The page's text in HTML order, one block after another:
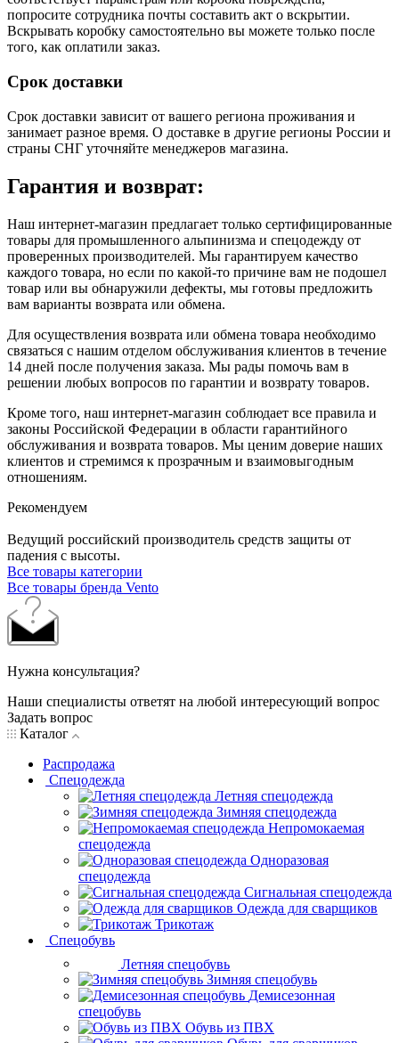
попросите сотрудника почты составить акт о вскрытии.
Вскрывать коробку самостоятельно вы можете только после
того, как оплатили заказ.
Срок доставки
Срок доставки зависит от вашего региона проживания и
занимает разное время. О доставке в другие регионы России и
страны СНГ уточняйте менеджеров магазина.
Гарантия и возврат:
Наш интернет-магазин предлагает только сертифицированные
товары для промышленного альпинизма и спецодежду от
проверенных производителей. Мы гарантируем качество
каждого товара, но если по какой-то причине вам не подошел
товар или вы обнаружили дефекты, мы готовы предложить
вам варианты возврата или обмена.
Для осуществления возврата или обмена товара необходимо
связаться с нашим отделом обслуживания клиентов в течение
14 дней после получения заказа. Мы рады помочь вам в
решении любых вопросов по гарантии и возврату товаров.
Кроме того, наш интернет-магазин соблюдает все правила и
законы Российской Федерации в области гарантийного
обслуживания и возврата товаров. Мы ценим доверие наших
клиентов и стремимся к прозрачным и взаимовыгодным
отношениям.
Рекомендуем
Ведущий российский производитель средств защиты от
падения с высоты.
Все товары категории
Все товары бренда Vento
Нужна консультация?
Наши специалисты ответят на любой интересующий вопрос
Задать вопрос
Каталог
Распродажа
Спецодежда
Летняя спецодежда
Зимняя спецодежда
Непромокаемая
спецодежда
Одноразовая
спецодежда
Сигнальная спецодежда
Одежда для сварщиков
Трикотаж
Спецобувь
Летняя спецобувь
Зимняя спецобувь
Демисезонная
спецобувь
Обувь из ПВХ